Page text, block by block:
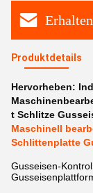
Produktdetails
Hervorheben:
t Schlitze
Maschinell
Schlittenplatte
Gusseisen-